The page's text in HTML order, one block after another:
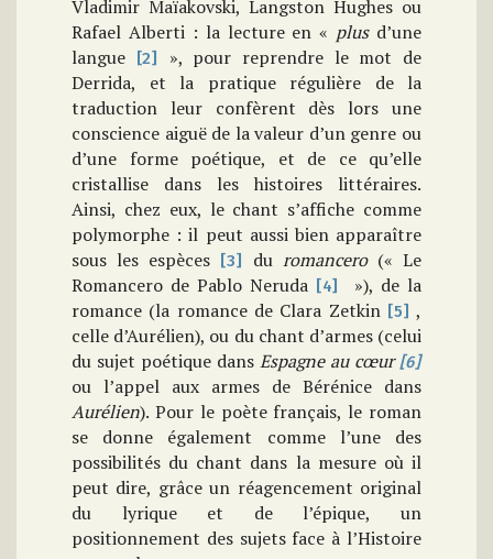
Vladimir Maïakovski, Langston Hughes ou
Rafael Alberti : la lecture en « plusd’une
langue
[2]
», pour reprendre le mot de
Derrida, et la pratique régulière de la
traduction leur confèrent dès lors une
conscience aiguë de la valeur d’un genre ou
d’une forme poétique, et de ce qu’elle
cristallise dans les histoires littéraires.
Ainsi, chez eux, le chant s’affiche comme
polymorphe : il peut aussi bien apparaître
sous les espèces
[3] du romancero(« Le
Romancero de Pablo Neruda [4]
»), de la
romance (la romance de Clara Zetkin [5] ,
celle d’Aurélien), ou du chant d’armes (celui
du sujet poétique dans Espagne au cœur[6]
ou l’appel aux armes de Bérénice dans
Aurélien). Pour le poète français, le roman
se donne également comme l’une des
possibilités du chant dans la mesure où il
peut dire, grâce un réagencement original
du lyrique et de l’épique, un
positionnement des sujets face à l’Histoire